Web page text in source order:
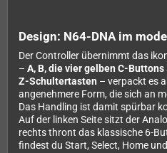
Design: N64-DNA im
Der Controller übernimmt das
– A, B, die vier gelben C-Buttons
Z-Schultertasten – verpackt es
angenehmere Form, die sich an
Das Handling ist damit spürbar
Auf der linken Seite sitzt der
rechts thront das klassische 6-
findest du Start, Select, Home